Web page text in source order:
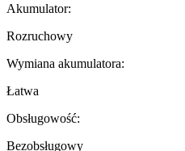
Akumulator:
Rozruchowy
Wymiana akumulatora:
Łatwa
Obsługowość:
Bezobsługowy